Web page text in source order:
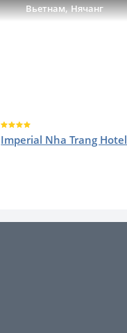
Вьетнам,Нячанг
Imperial Nha Trang Hotel